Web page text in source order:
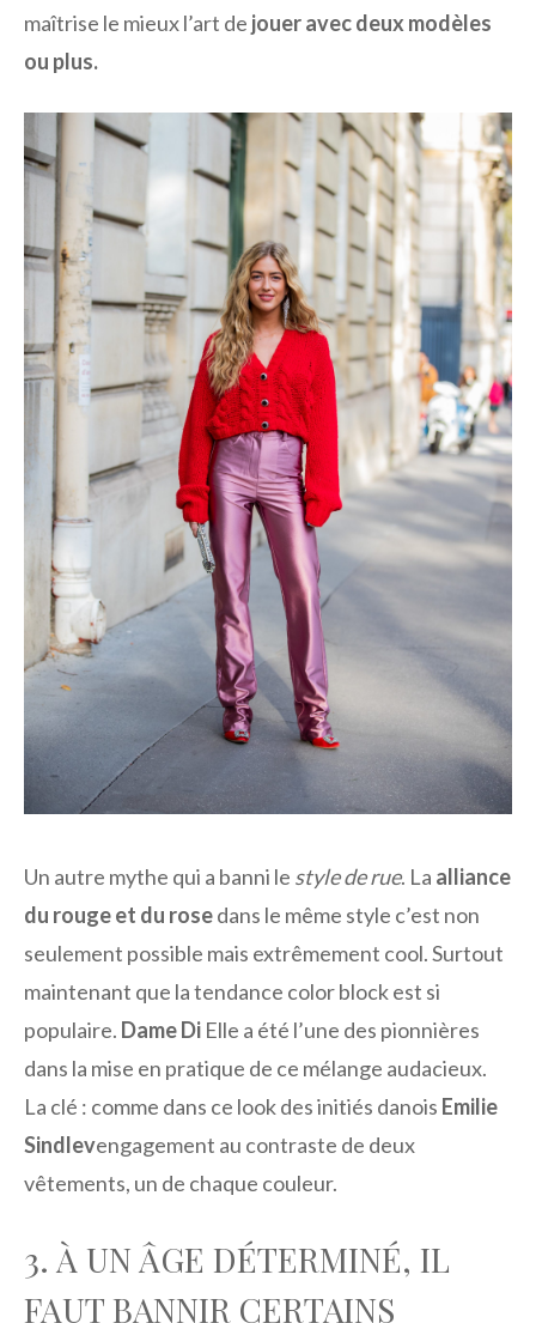
maîtrise le mieux l’art de jouer avec deux modèles
ou plus.
Un autre mythe qui a banni le style de rue. La alliance
du rouge et du rosedans le même style c’est non
seulement possible mais extrêmement cool. Surtout
maintenant que la tendance color block est si
populaire. Dame Di Elle a été l’une des pionnières
dans la mise en pratique de ce mélange audacieux.
La clé : comme dans ce look des initiés danois Emilie
Sindlevengagement au contraste de deux
vêtements, un de chaque couleur.
3. À UN ÂGE DÉTERMINÉ, IL
FAUT BANNIR CERTAINS